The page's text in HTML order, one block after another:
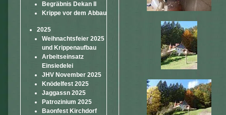
Begräbnis Dekan II
Krippe vor dem Abbau
2025
Weihnachtsfeier 2025
und Krippenaufbau
Arbeitseinsatz
Einsiedelei
JHV November 2025
Knödelfest 2025
Jaggassn 2025
Patrozinium 2025
Baonfest Kirchdorf